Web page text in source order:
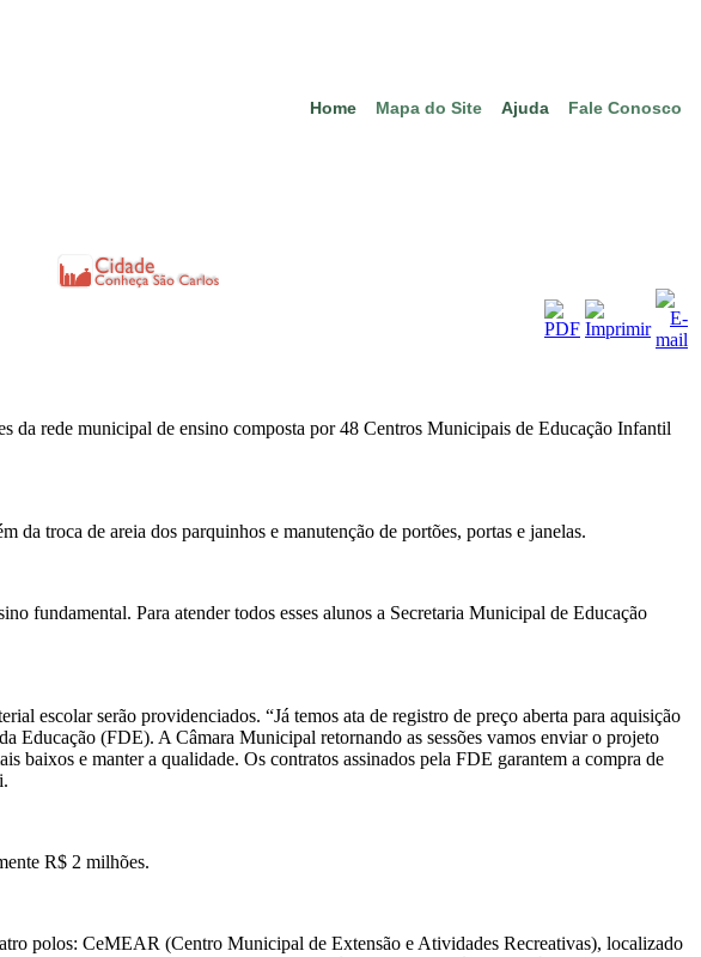
Home Mapa do Site Ajuda Fale Conosco
da rede municipal de ensino composta por 48 Centros Municipais de Educação Infantil
da troca de areia dos parquinhos e manutenção de portões, portas e janelas.
fundamental. Para atender todos esses alunos a Secretaria Municipal de Educação
escolar serão providenciados. “Já temos ata de registro de preço aberta para aquisição
Educação (FDE). A Câmara Municipal retornando as sessões vamos enviar o projeto
baixos e manter a qualidade. Os contratos assinados pela FDE garantem a compra de
R$ 2 milhões.
polos: CeMEAR (Centro Municipal de Extensão e Atividades Recreativas), localizado